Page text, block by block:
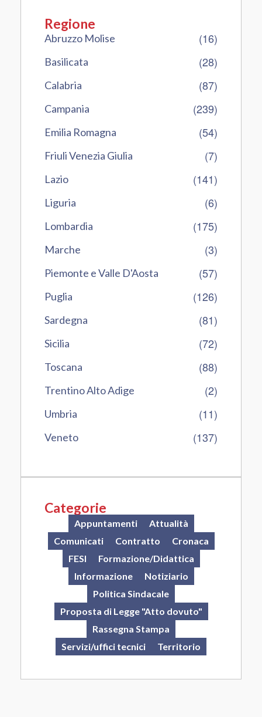
Regione
Abruzzo Molise (16)
Basilicata (28)
Calabria (87)
Campania (239)
Emilia Romagna (54)
Friuli Venezia Giulia (7)
Lazio (141)
Liguria (6)
Lombardia (175)
Marche (3)
Piemonte e Valle D'Aosta (57)
Puglia (126)
Sardegna (81)
Sicilia (72)
Toscana (88)
Trentino Alto Adige (2)
Umbria (11)
Veneto (137)
Categorie
Appuntamenti
Attualità
Comunicati
Contratto
Cronaca
FESI
Formazione/Didattica
Informazione
Notiziario
Politica Sindacale
Proposta di Legge "Atto dovuto"
Rassegna Stampa
Servizi/uffici tecnici
Territorio